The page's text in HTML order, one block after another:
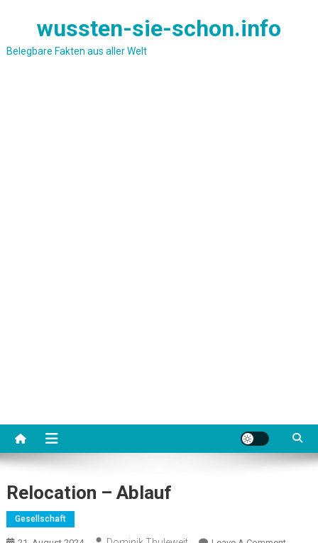
wussten-sie-schon.info
Belegbare Fakten aus aller Welt
Relocation – Ablauf
Gesellschaft